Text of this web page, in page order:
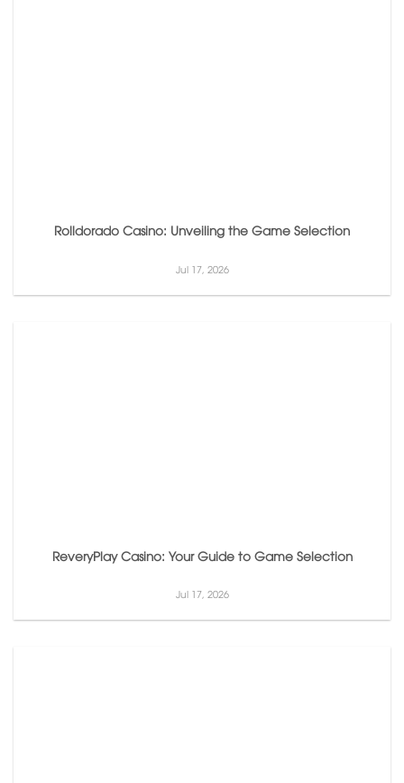
Rolldorado Casino: Unveiling the Game Selection
Jul 17, 2026
ReveryPlay Casino: Your Guide to Game Selection
Jul 17, 2026